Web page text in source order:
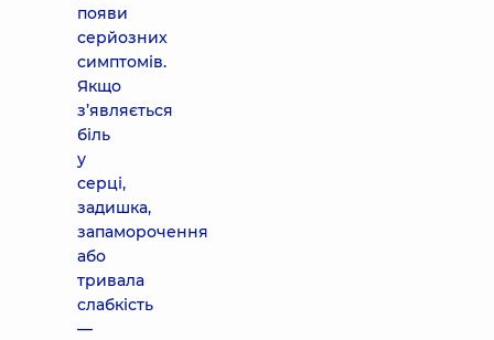
появи
серйозних
симптомів.
Якщо
з’являється
біль
у
серці,
задишка,
запаморочення
або
тривала
слабкість
—